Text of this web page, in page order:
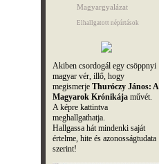
Magyargyalázat
Elhallgatott népírtások
Akiben csordogál egy csöppnyi
magyar vér, illő, hogy
megismerje Thuróczy János: A
Magyarok Krónikájaművét.
A képre kattintva
meghallgathatja.
Hallgassa hát mindenki saját
értelme, hite és azonosságtudata
szerint!